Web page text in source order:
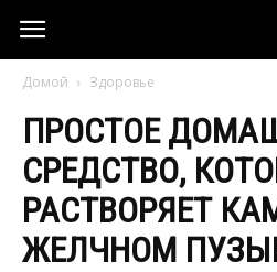
Домой Здоровье
ПРОСТОЕ
СРЕДСТВО,
РАСТВОРЯЕТ
ЖЕЛЧНОМ